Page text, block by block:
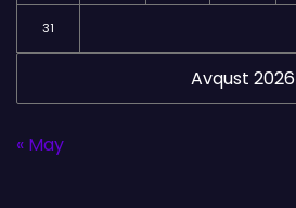
Avqust 2026
31
« May